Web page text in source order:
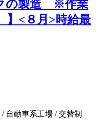
クの製造 ※作業
】<８月>時給最
自動車系工場 / 交替制